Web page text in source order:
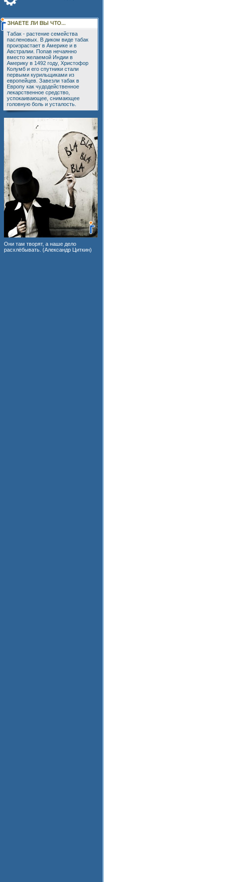
Табак - растение семейства
пасленовых. В диком виде табак
произрастает в Америке и в
Австралии. Попав нечаянно
вместо желаемой Индии в
Америку в 1492 году, Христофор
Колумб и его спутники стали
первыми курильщиками из
европейцев. Завезли табак в
Европу как чудодейственное
лекарственное средство,
успокаивающее, снимающее
головную боль и усталость.
Они там творят, а наше дело
расхлёбывать. (Александр Циткин)